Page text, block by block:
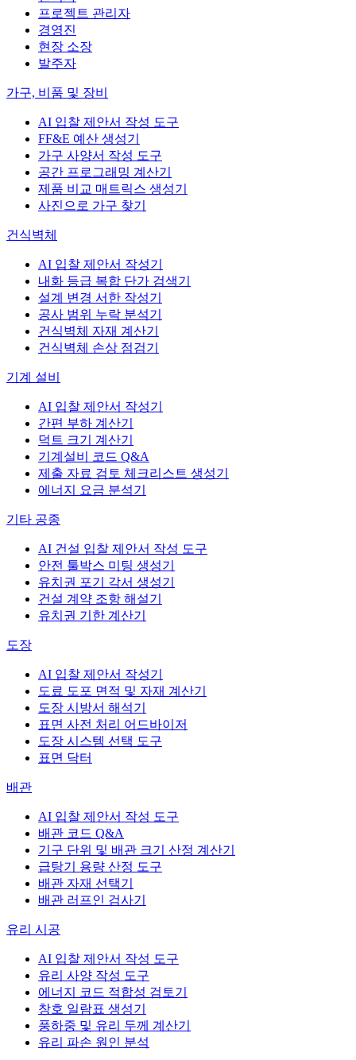
프로젝트 관리자
경영진
현장 소장
발주자
가구, 비품 및 장비
AI 입찰 제안서 작성 도구
FF&E 예산 생성기
가구 사양서 작성 도구
공간 프로그래밍 계산기
제품 비교 매트릭스 생성기
사진으로 가구 찾기
건식벽체
AI 입찰 제안서 작성기
내화 등급 복합 단가 검색기
설계 변경 서한 작성기
공사 범위 누락 분석기
건식벽체 자재 계산기
건식벽체 손상 점검기
기계 설비
AI 입찰 제안서 작성기
간편 부하 계산기
덕트 크기 계산기
기계설비 코드 Q&A
제출 자료 검토 체크리스트 생성기
에너지 요금 분석기
기타 공종
AI 건설 입찰 제안서 작성 도구
안전 툴박스 미팅 생성기
유치권 포기 각서 생성기
건설 계약 조항 해설기
유치권 기한 계산기
도장
AI 입찰 제안서 작성기
도료 도포 면적 및 자재 계산기
도장 시방서 해석기
표면 사전 처리 어드바이저
도장 시스템 선택 도구
표면 닥터
배관
AI 입찰 제안서 작성 도구
배관 코드 Q&A
기구 단위 및 배관 크기 산정 계산기
급탕기 용량 산정 도구
배관 자재 선택기
배관 러프인 검사기
유리 시공
AI 입찰 제안서 작성 도구
유리 사양 작성 도구
에너지 코드 적합성 검토기
창호 일람표 생성기
풍하중 및 유리 두께 계산기
유리 파손 원인 분석